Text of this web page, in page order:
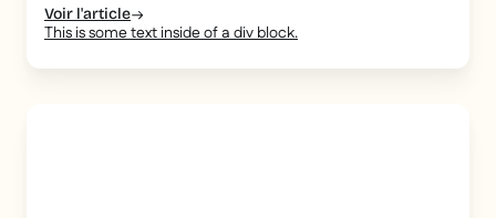
Voir l'article
This is some text inside of a div block.